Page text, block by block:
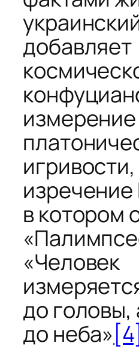
добавляет
измерение
в котором
«Человек
до головы,
до неба»[4]